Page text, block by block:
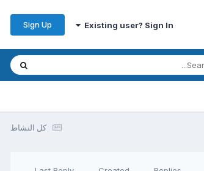
Existing user? Sign In
Sign Up
كل النشاط